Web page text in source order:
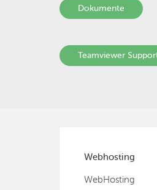
Dokumente
Teamviewer
Webhosting
WebHosting